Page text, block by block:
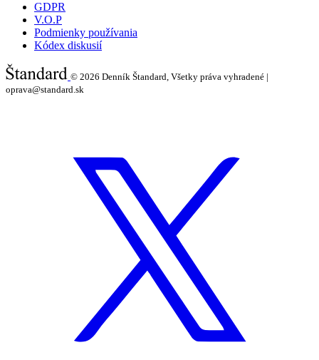
GDPR
V.O.P
Podmienky používania
Kódex diskusií
© 2026 Denník Štandard, Všetky práva vyhradené |
oprava@standard.sk